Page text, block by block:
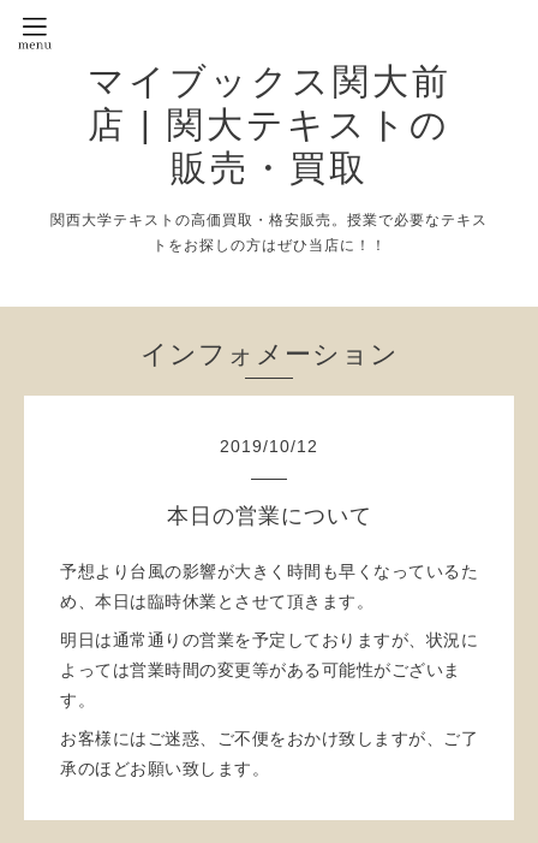
マイブックス関大前
店 | 関大テキストの
販売・買取
関西大学テキストの高価買取・格安販売。授業で必要なテキス
トをお探しの方はぜひ当店に！！
インフォメーション
2019/10/12
本日の営業について
予想より台風の影響が大きく時間も早くなっているた
め、本日は臨時休業とさせて頂きます。
明日は通常通りの営業を予定しておりますが、状況に
よっては営業時間の変更等がある可能性がございま
す。
お客様にはご迷惑、ご不便をおかけ致しますが、ご了
承のほどお願い致します。